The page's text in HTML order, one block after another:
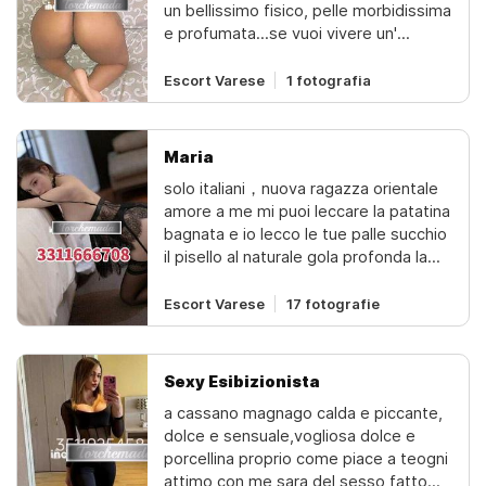
sarò felice di accoglierti.
un bellissimo fisico, pelle morbidissima
e profumata...se vuoi vivere un'
mia passione e il mio calore posso
rendere il nostro tempo privato
l'anima. mi trovi tutti i giorni foto reali,
Escort Varese 1 fotografia
Maria
solo italiani，nuova ragazza orientale
amore a me mi puoi leccare la patatina
bagnata e io lecco le tue palle succhio
il pisello al naturale gola profonda la
in tutte le posizioni 69 massaggio
prostatico …sborrami in figa vera
telate di figa verobaci in bocca
padronafiga + baci pompino al naturale
+ 69 fino allo svenimento + scopata in
tutte le posizioni foto reali! vera
putanapioggia dorata latte di figa vero
Escort Varese 17 fotografie
Sexy Esibizionista
a cassano magnago calda e piccante,
dolce e sensuale,vogliosa dolce e
porcellina proprio come piace a teogni
attimo con me sara del sesso fatto